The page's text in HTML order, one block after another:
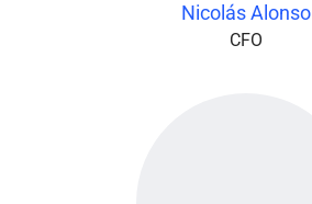
Nicolás Alonso
CFO